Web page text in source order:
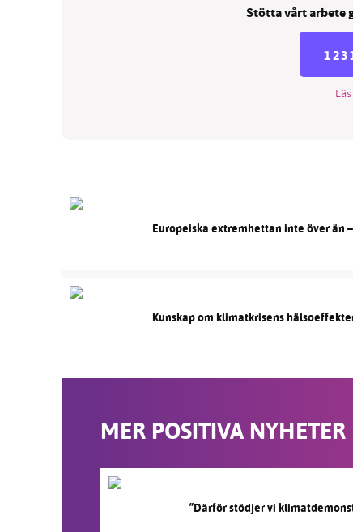
Stötta vårt arbete
Europeiska extremhettan inte över än
Kunskap om klimatkrisens
MER POSITIVA NYHETER
”Därför stödjer vi